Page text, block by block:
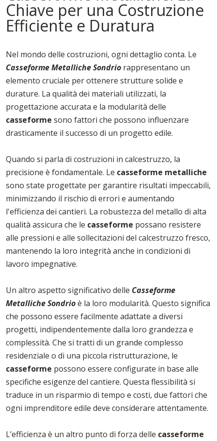
Chiave per una Costruzione
Efficiente e Duratura
Nel mondo delle costruzioni, ogni dettaglio conta. Le
Casseforme Metalliche Sondrio rappresentano un
elemento cruciale per ottenere strutture solide e
durature. La qualità dei materiali utilizzati, la
progettazione accurata e la modularità delle
casseforme sono fattori che possono influenzare
drasticamente il successo di un progetto edile.
Quando si parla di costruzioni in calcestruzzo, la
precisione è fondamentale. Le casseforme metalliche
sono state progettate per garantire risultati impeccabili,
minimizzando il rischio di errori e aumentando
l'efficienza dei cantieri. La robustezza del metallo di alta
qualità assicura che le casseforme possano resistere
alle pressioni e alle sollecitazioni del calcestruzzo fresco,
mantenendo la loro integrità anche in condizioni di
lavoro impegnative.
Un altro aspetto significativo delle Casseforme
Metalliche Sondrioè la loro modularità. Questo significa
che possono essere facilmente adattate a diversi
progetti, indipendentemente dalla loro grandezza e
complessità. Che si tratti di un grande complesso
residenziale o di una piccola ristrutturazione, le
casseforme possono essere configurate in base alle
specifiche esigenze del cantiere. Questa flessibilità si
traduce in un risparmio di tempo e costi, due fattori che
ogni imprenditore edile deve considerare attentamente.
L’efficienza è un altro punto di forza delle casseforme